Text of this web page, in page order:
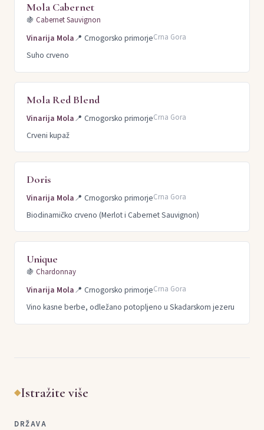
Mola Cabernet
🍇 Cabernet Sauvignon
Vinarija Mola📍 Crnogorsko primorjeCrna Gora
Suho crveno
Mola Red Blend
Vinarija Mola📍 Crnogorsko primorjeCrna Gora
Crveni kupaž
Doris
Vinarija Mola📍 Crnogorsko primorjeCrna Gora
Biodinamičko crveno (Merlot i Cabernet Sauvignon)
Unique
🍇 Chardonnay
Vinarija Mola📍 Crnogorsko primorjeCrna Gora
Vino kasne berbe, odležano potopljeno u Skadarskom jezeru
◆Istražite više
DRŽAVA